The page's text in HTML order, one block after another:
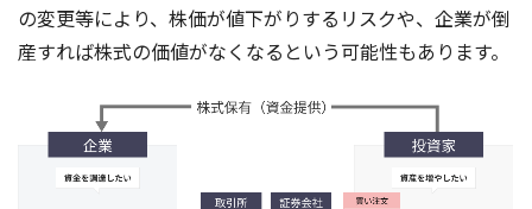
の変更等により、株価が値下がりするリスクや、企業が倒
産すれば株式の価値がなくなるという可能性もあります。